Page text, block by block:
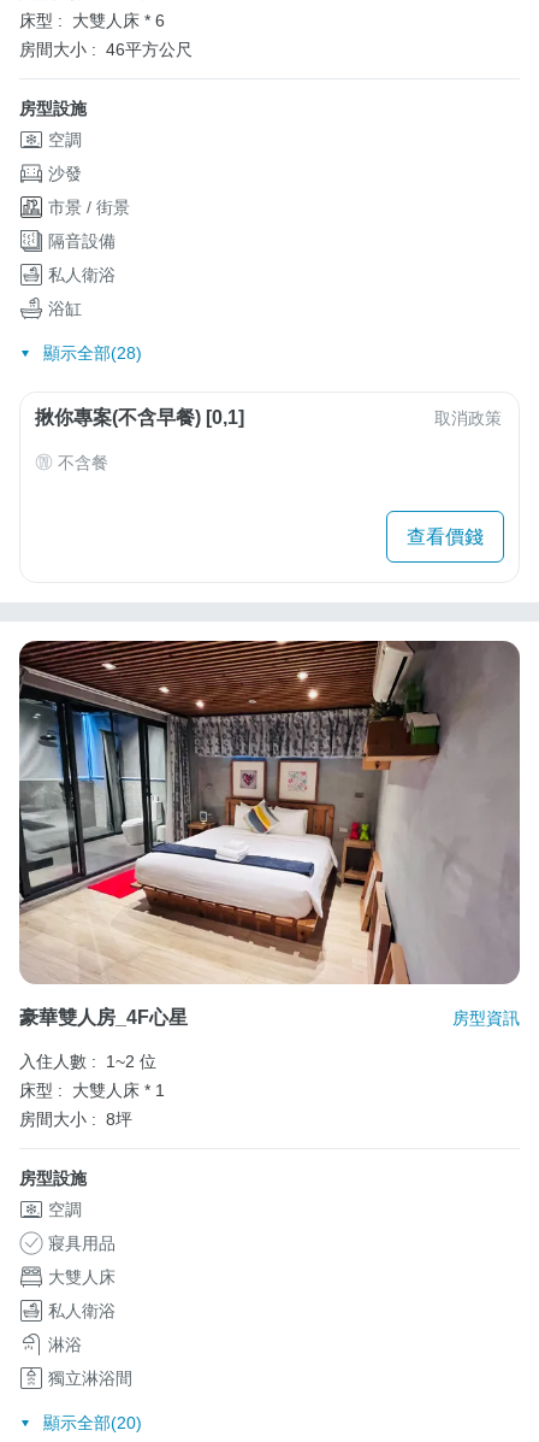
床型 :
大雙人床 * 6
房間大小 : 46平方公尺
房型設施
空調
沙發
市景 / 街景
隔音設備
私人衛浴
浴缸
顯示全部(28)
揪你專案(不含早餐) [0,1] 取消政策
不含餐
查看價錢
豪華雙人房_4F心星 房型資訊
入住人數 :
1~2 位
床型 :
大雙人床 * 1
房間大小 : 8坪
房型設施
空調
寢具用品
大雙人床
私人衛浴
淋浴
獨立淋浴間
顯示全部(20)